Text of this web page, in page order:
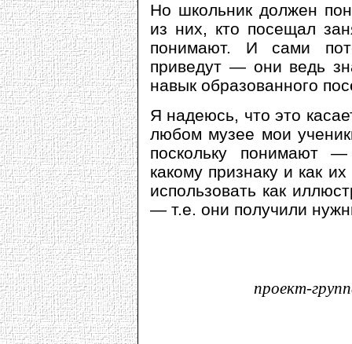
Но школьник должен
из них, кто посещал
понимают. И сами
приведут — они ведь
навык образованного
Я надеюсь, что это
любом музее мои
поскольку понимают
какому признаку и как
использовать как
— т.е. они получили
проект-